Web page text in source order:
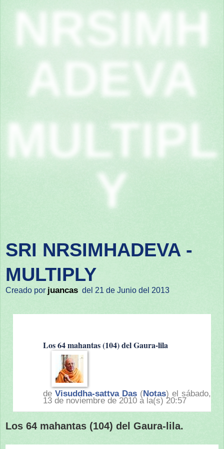
NRSIMH
ADEVA
MULTIPL
Y
SRI NRSIMHADEVA -
MULTIPLY
Creado por juancas del 21 de Junio del 2013
Los 64 mahantas (104) del Gaura-lila
de Visuddha-sattva Das (Notas) el sábado,
13 de noviembre de 2010 a la(s) 20:57
Los 64 mahantas (104) del Gaura-lila.